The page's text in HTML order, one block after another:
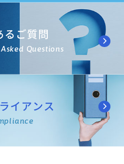
るご質問
Questions
イアンス